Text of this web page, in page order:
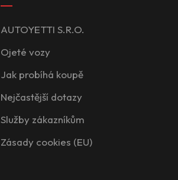
AUTOYETTI S.R.O.
Ojeté vozy
Jak probíhá koupě
Nejčastější dotazy
Služby zákazníkům
Zásady cookies (EU)